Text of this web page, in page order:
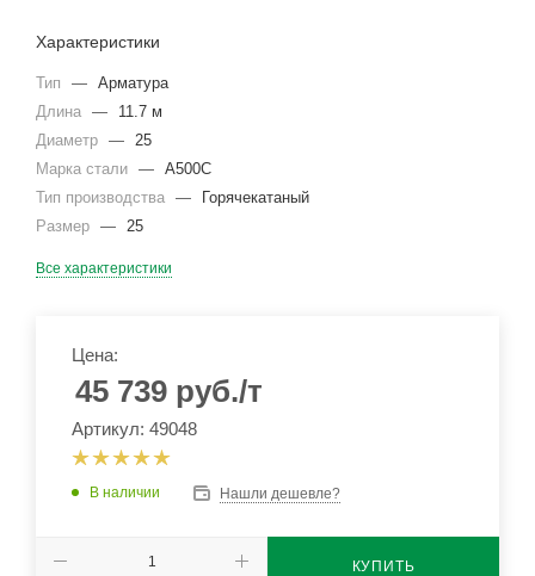
Характеристики
Тип — Арматура
Длина —
11.7 м
Диаметр — 25
Марка стали — А500С
Тип производства —
Горячекатаный
Размер — 25
Все характеристики
Цена:
45 739 руб./т
Артикул: 49048
В наличии Нашли дешевле?
КУПИТЬ